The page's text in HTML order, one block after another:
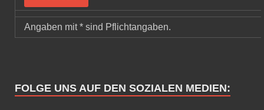
Angaben mit * sind Pflichtangaben.
FOLGE UNS AUF DEN SOZIALEN MEDIEN: